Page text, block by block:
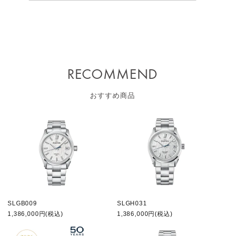
RECOMMEND
おすすめ商品
SLGB009
1,386,000円(税込)
SLGH031
1,386,000円(税込)